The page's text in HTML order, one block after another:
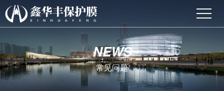
NEWS
常见问题